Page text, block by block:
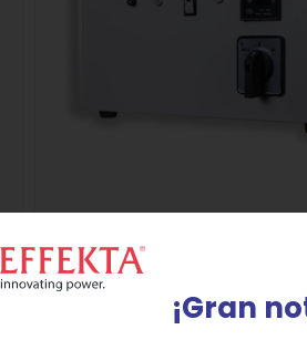
Estabilizadores Monofásicos
¡Gran